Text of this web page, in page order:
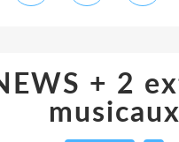
+ 2
musicaux